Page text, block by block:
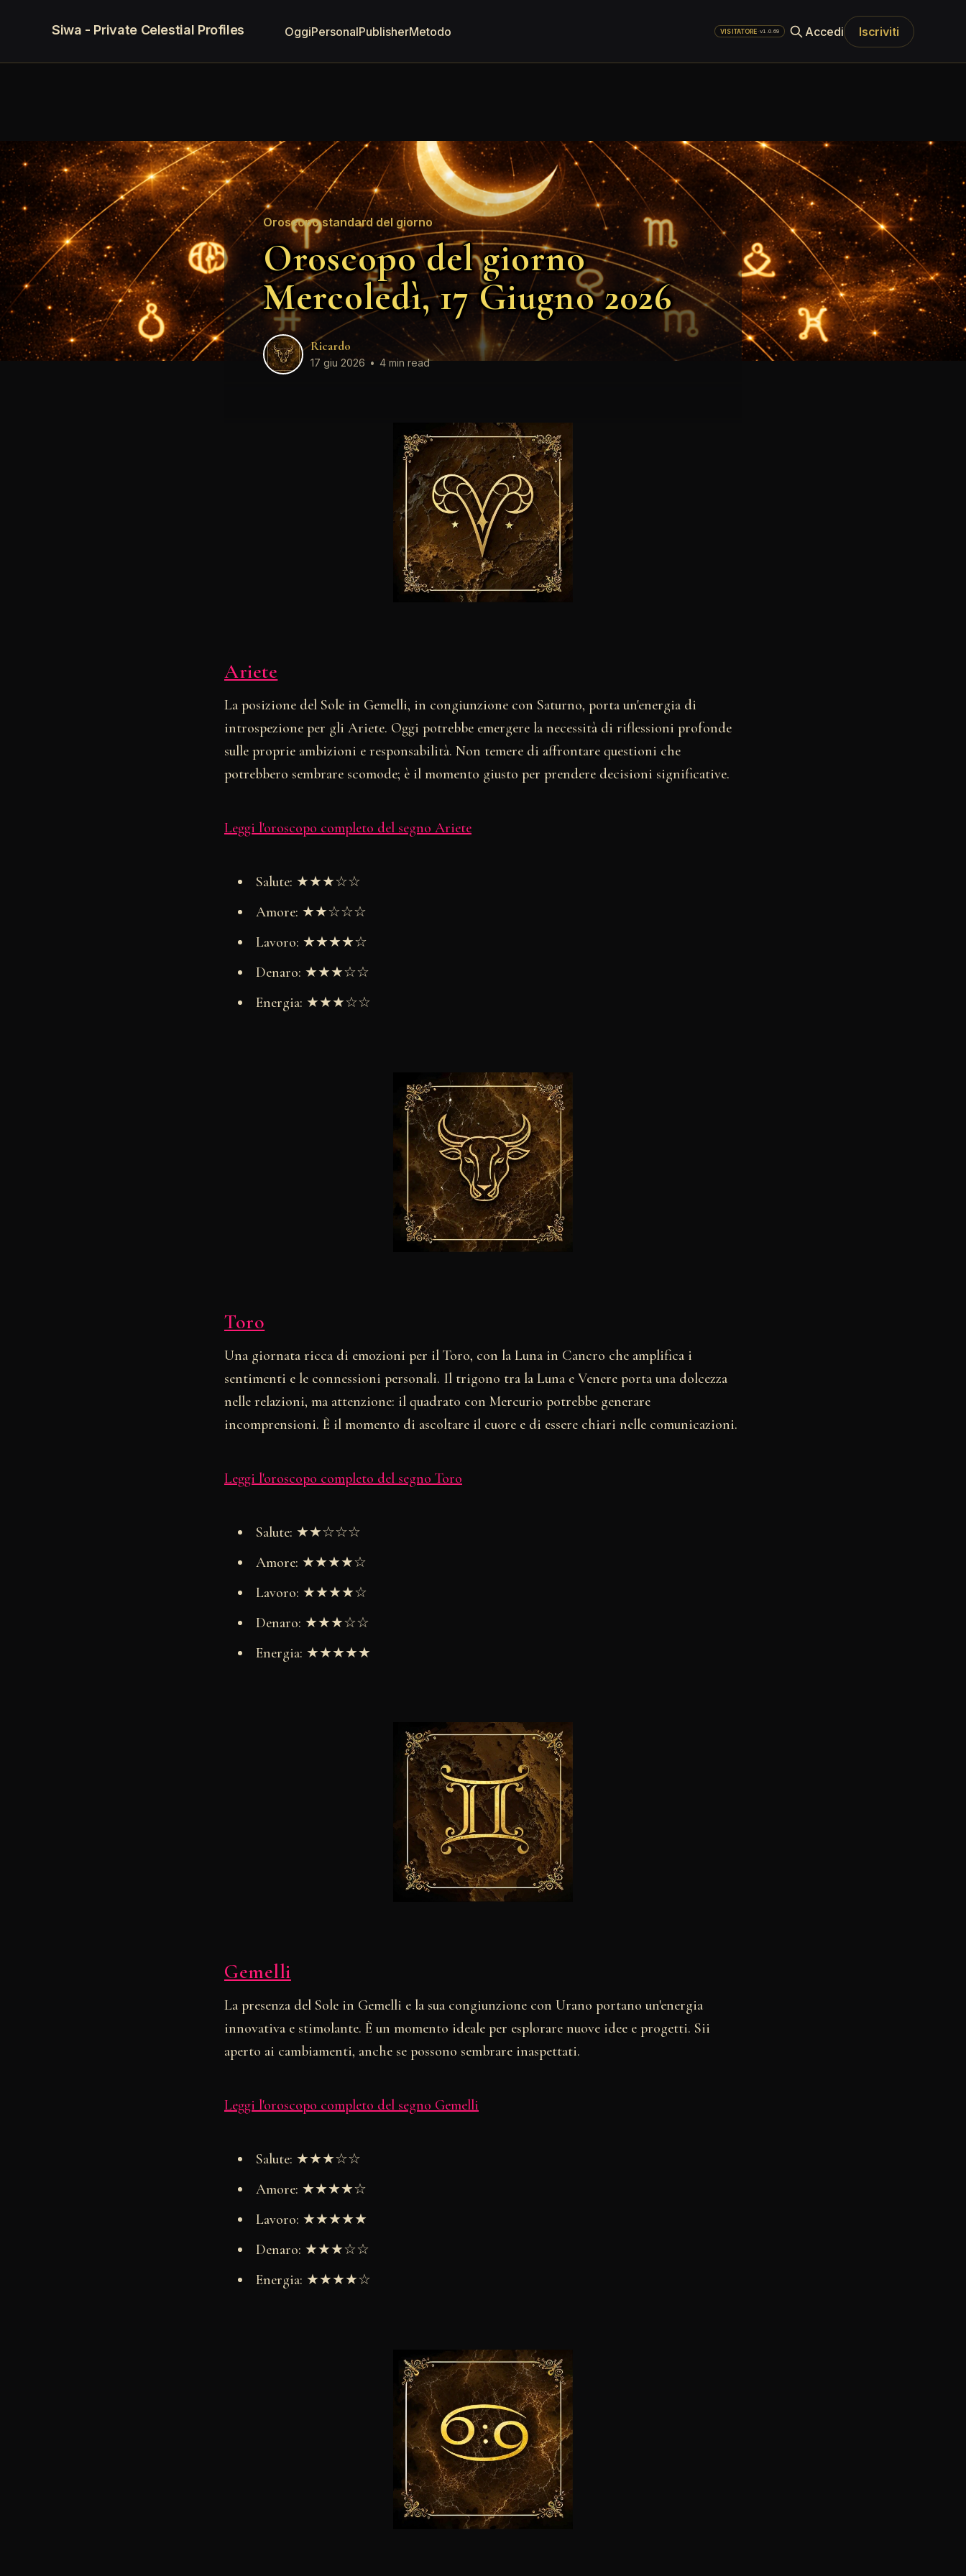
Siwa - Private Celestial Profiles OggiPersonalPublisherMetodo VISITATORE ·v1.0.69 Accedi Iscriviti
Oroscopo standard del giorno
Oroscopo del giorno
Mercoledì, 17 Giugno 2026
Ricardo
17 giu 2026 • 4 min read
Ariete
La posizione del Sole in Gemelli, in congiunzione con Saturno, porta un'energia di
introspezione per gli Ariete. Oggi potrebbe emergere la necessità di riflessioni profonde
sulle proprie ambizioni e responsabilità. Non temere di affrontare questioni che
potrebbero sembrare scomode; è il momento giusto per prendere decisioni significative.
Leggi l'oroscopo completo del segno Ariete
Salute: ★★★☆☆
Amore: ★★☆☆☆
Lavoro: ★★★★☆
Denaro: ★★★☆☆
Energia: ★★★☆☆
Toro
Una giornata ricca di emozioni per il Toro, con la Luna in Cancro che amplifica i
sentimenti e le connessioni personali. Il trigono tra la Luna e Venere porta una dolcezza
nelle relazioni, ma attenzione: il quadrato con Mercurio potrebbe generare
incomprensioni. È il momento di ascoltare il cuore e di essere chiari nelle comunicazioni.
Leggi l'oroscopo completo del segno Toro
Salute: ★★☆☆☆
Amore: ★★★★☆
Lavoro: ★★★★☆
Denaro: ★★★☆☆
Energia: ★★★★★
Gemelli
La presenza del Sole in Gemelli e la sua congiunzione con Urano portano un'energia
innovativa e stimolante. È un momento ideale per esplorare nuove idee e progetti. Sii
aperto ai cambiamenti, anche se possono sembrare inaspettati.
Leggi l'oroscopo completo del segno Gemelli
Salute: ★★★☆☆
Amore: ★★★★☆
Lavoro: ★★★★★
Denaro: ★★★☆☆
Energia: ★★★★☆